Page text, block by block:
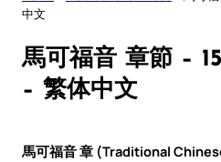
中文
馬可福音 章節 –
– 繁体中文
馬可福音 章 (Traditional